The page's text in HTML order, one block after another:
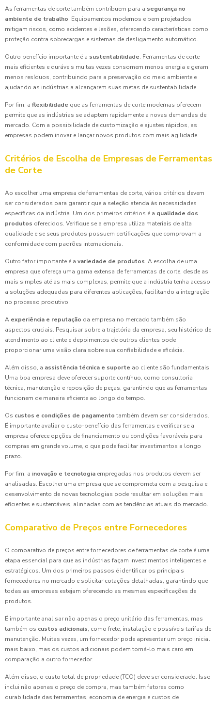
As ferramentas de corte também contribuem para a segurança no
ambiente de trabalho. Equipamentos modernos e bem projetados
mitigam riscos, como acidentes e lesões, oferecendo características como
proteção contra sobrecargas e sistemas de desligamento automático.
Outro benefício importante é a sustentabilidade. Ferramentas de corte
mais eficientes e duráveis muitas vezes consomem menos energia e geram
menos resíduos, contribuindo para a preservação do meio ambiente e
ajudando as indústrias a alcançarem suas metas de sustentabilidade.
Por fim, a flexibilidade que as ferramentas de corte modernas oferecem
permite que as indústrias se adaptem rapidamente a novas demandas de
mercado. Com a possibilidade de customização e ajustes rápidos, as
empresas podem inovar e lançar novos produtos com mais agilidade.
Critérios de Escolha de Empresas de Ferramentas
de Corte
Ao escolher uma empresa de ferramentas de corte, vários critérios devem
ser considerados para garantir que a seleção atenda às necessidades
específicas da indústria. Um dos primeiros critérios é a qualidade dos
produtos oferecidos. Verifique se a empresa utiliza materiais de alta
qualidade e se seus produtos possuem certificações que comprovam a
conformidade com padrões internacionais.
Outro fator importante é a variedade de produtos. A escolha de uma
empresa que ofereça uma gama extensa de ferramentas de corte, desde as
mais simples até as mais complexas, permite que a indústria tenha acesso
a soluções adequadas para diferentes aplicações, facilitando a integração
no processo produtivo.
A experiência e reputação da empresa no mercado também são
aspectos cruciais. Pesquisar sobre a trajetória da empresa, seu histórico de
atendimento ao cliente e depoimentos de outros clientes pode
proporcionar uma visão clara sobre sua confiabilidade e eficácia.
Além disso, a assistência técnica e suporte ao cliente são fundamentais.
Uma boa empresa deve oferecer suporte contínuo, como consultoria
técnica, manutenção e reposição de peças, garantindo que as ferramentas
funcionem de maneira eficiente ao longo do tempo.
Os custos e condições de pagamento também devem ser considerados.
É importante avaliar o custo-benefício das ferramentas e verificar se a
empresa oferece opções de financiamento ou condições favoráveis para
compras em grande volume, o que pode facilitar investimentos a longo
prazo.
Por fim, a inovação e tecnologia empregadas nos produtos devem ser
analisadas. Escolher uma empresa que se comprometa com a pesquisa e
desenvolvimento de novas tecnologias pode resultar em soluções mais
eficientes e sustentáveis, alinhadas com as tendências atuais do mercado.
Comparativo de Preços entre Fornecedores
O comparativo de preços entre fornecedores de ferramentas de corte é uma
etapa essencial para que as indústrias façam investimentos inteligentes e
estratégicos. Um dos primeiros passos é identificar os principais
fornecedores no mercado e solicitar cotações detalhadas, garantindo que
todas as empresas estejam oferecendo as mesmas especificações de
produtos.
É importante analisar não apenas o preço unitário das ferramentas, mas
também os custos adicionais, como frete, instalação e possíveis tarifas de
manutenção. Muitas vezes, um fornecedor pode apresentar um preço inicial
mais baixo, mas os custos adicionais podem torná-lo mais caro em
comparação a outro fornecedor.
Além disso, o custo total de propriedade (TCO) deve ser considerado. Isso
inclui não apenas o preço de compra, mas também fatores como
durabilidade das ferramentas, economia de energia e custos de